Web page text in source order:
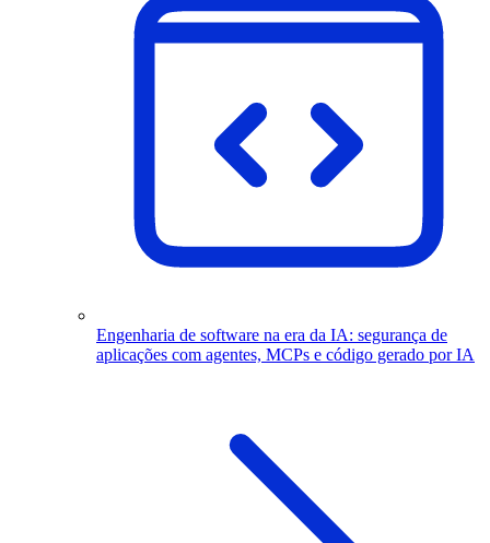
Engenharia de software na era da IA: segurança de
aplicações com agentes, MCPs e código gerado por IA